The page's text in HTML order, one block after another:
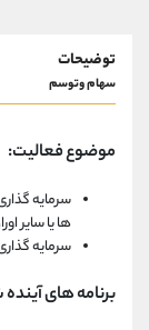
توضیحات
سهام وتوسم
موضوع فعالیت:
سرمایه
ها یا سایر
سرمایه
برنامه های